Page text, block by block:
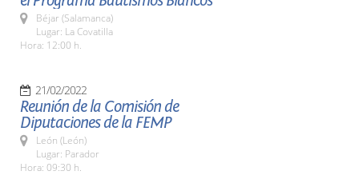
Béjar (Salamanca)
Lugar: La Covatilla
Hora: 12:00 h.
21/02/2022
Reunión de la Comisión de
Diputaciones de la FEMP
León (León)
Lugar: Parador
Hora: 09:30 h.